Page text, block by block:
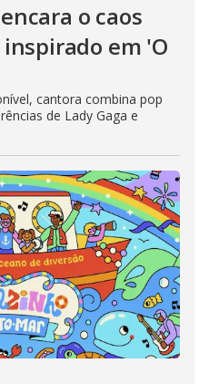
o caos
em 'O
cantora combina pop
de Lady Gaga e